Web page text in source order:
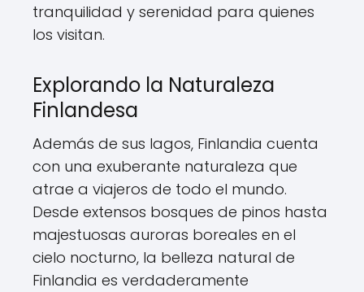
tranquilidad y serenidad para quienes
los visitan.
Explorando la Naturaleza
Finlandesa
Además de sus lagos, Finlandia cuenta
con una exuberante naturaleza que
atrae a viajeros de todo el mundo.
Desde extensos bosques de pinos hasta
majestuosas auroras boreales en el
cielo nocturno, la belleza natural de
Finlandia es verdaderamente